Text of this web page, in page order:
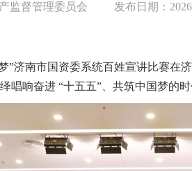
监督管理委员会 发布日期：
”济南市国资委系统百姓宣讲比赛
唱响奋进 “十五五”、共筑中国梦的